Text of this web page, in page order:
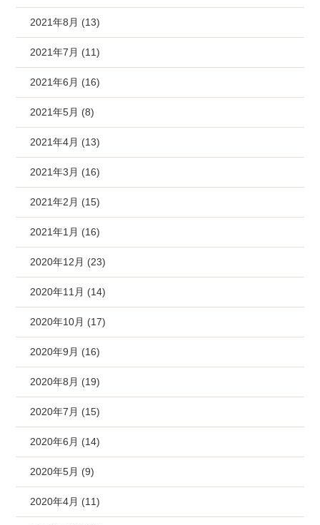
2021年8月 (13)
2021年7月 (11)
2021年6月 (16)
2021年5月 (8)
2021年4月 (13)
2021年3月 (16)
2021年2月 (15)
2021年1月 (16)
2020年12月 (23)
2020年11月 (14)
2020年10月 (17)
2020年9月 (16)
2020年8月 (19)
2020年7月 (15)
2020年6月 (14)
2020年5月 (9)
2020年4月 (11)